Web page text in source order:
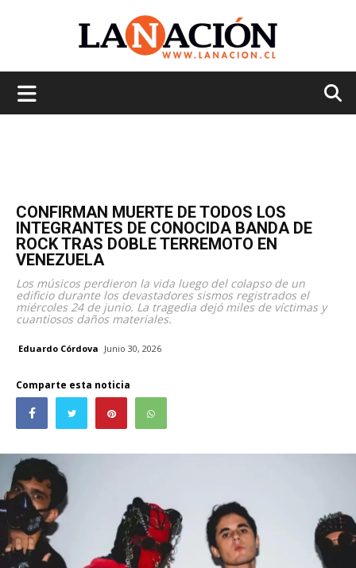
CONFIRMAN MUERTE DE TODOS LOS
INTEGRANTES DE CONOCIDA BANDA DE
ROCK TRAS DOBLE TERREMOTO EN
VENEZUELA
Los músicos perdieron la vida luego del colapso de un
edificio durante los devastadores sismos registrados el
miércoles 24 de junio. La tragedia dejó miles de víctimas y
cuantiosos daños materiales.
Eduardo Córdova Junio 30, 2026
Comparte esta noticia